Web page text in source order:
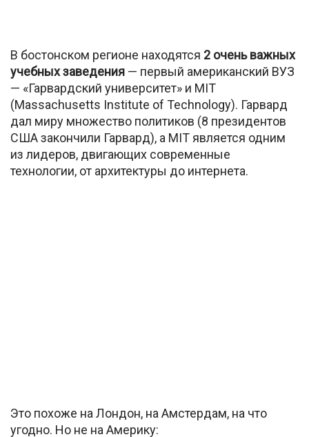
В бостонском регионе находятся 2 очень важных
учебных заведения — первый американский ВУЗ
— «Гарвардский университет» и MIT
(Massachusetts Institute of Technology). Гарвард
дал миру множество политиков (8 президентов
США закончили Гарвард), а MIT является одним
из лидеров, двигающих современные
технологии, от архитектуры до интернета.
Это похоже на Лондон, на Амстердам, на что
угодно. Но не на Америку: